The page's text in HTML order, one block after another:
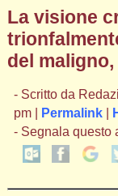
La visione
del
- Scritto da
pm |
Permalink|
- Segnala questo